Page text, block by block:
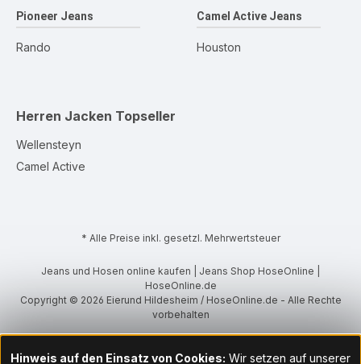
Pioneer Jeans
Rando
Camel Active Jeans
Houston
Herren Jacken Topseller
Wellensteyn
Camel Active
* Alle Preise inkl. gesetzl. Mehrwertsteuer
Jeans und Hosen online kaufen | Jeans Shop HoseOnline |
HoseOnline.de
Copyright © 2026 Eierund Hildesheim / HoseOnline.de - Alle Rechte
vorbehalten
Hinweis auf den Einsatz von Cookies: Wir setzen auf unserer